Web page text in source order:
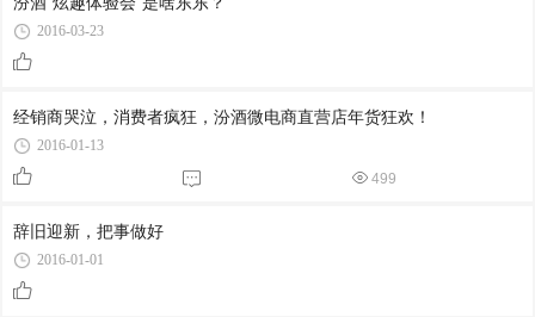
2016-03-23
经销商哭泣，消费者疯狂，汾酒微电商直营店年货狂欢！
2016-01-13
499
辞旧迎新，把事做好
2016-01-01